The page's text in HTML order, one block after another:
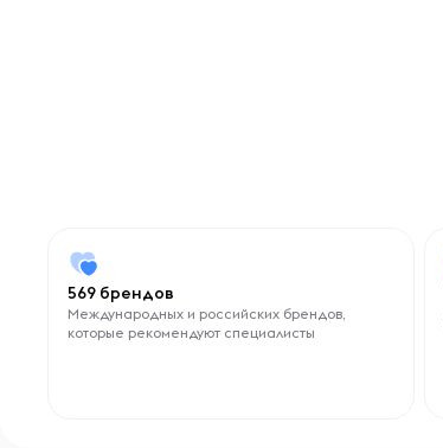
569 брендов
Международных и российских брендов,
которые рекомендуют специалисты